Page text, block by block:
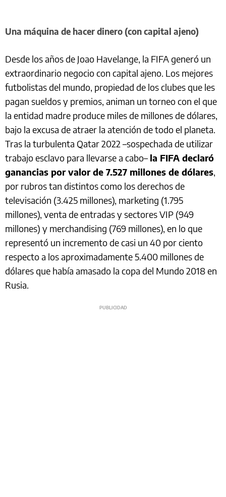
Una máquina de hacer dinero (con capital ajeno)
Desde los años de Joao Havelange, la FIFA generó un
extraordinario negocio con capital ajeno. Los mejores
futbolistas del mundo, propiedad de los clubes que les
pagan sueldos y premios, animan un torneo con el que
la entidad madre produce miles de millones de dólares,
bajo la excusa de atraer la atención de todo el planeta.
Tras la turbulenta Qatar 2022 –sospechada de utilizar
trabajo esclavo para llevarse a cabo–la FIFA declaró
ganancias por valor de 7.527 millones de dólares,
por rubros tan distintos como los derechos de
televisación (3.425 millones), marketing (1.795
millones), venta de entradas y sectores VIP (949
millones) y merchandising (769 millones), en lo que
representó un incremento de casi un 40 por ciento
respecto a los aproximadamente 5.400 millones de
dólares que había amasado la copa del Mundo 2018 en
Rusia.